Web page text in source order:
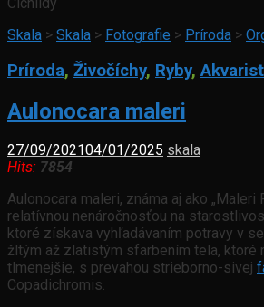
Skala > Skala > Fotografie > Príroda >
Príroda, Živočíchy, Ryby,
Aulonocara maleri
27/09/202104/01/2025 skala
Hits: 7854
Aulonocara maleri, známa aj ako „Maleri
relatívnou nenáročnosťou na
ktoré získava vyhľadávaním potravy v
žltým až zlatistým sfarbením tela, ktoré
tlmenejšie, s prevahou strieborno-sivej
Copadichromis.